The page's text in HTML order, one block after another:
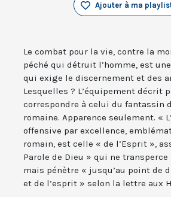
Ajouter à ma
Le combat pour la vie, contre la
péché qui détruit l’homme, est
qui exige le discernement et des
Lesquelles ? L’équipement décrit
correspondre à celui du fantassin
romaine. Apparence seulement. «
offensive par excellence,
romain, est celle « de l’Esprit »,
Parole de Dieu » qui ne transperce
mais pénètre « jusqu’au point de
et de l’esprit » selon la lettre aux